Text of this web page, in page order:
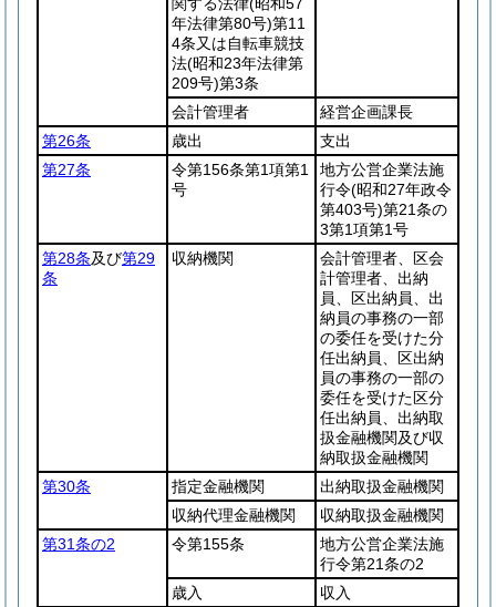
年法律第80号)第11
4条又は自転車競技
法(昭和23年法律第
209号)第3条
会計管理者
経営企画課長
第26条
歳出
支出
第27条
令第156条第1項第1
号
地方公営企業法施
行令(昭和27年政令
第403号)第21条の
3第1項第1号
第28条及び第29
条
収納機関
会計管理者、区会
計管理者、出納
員、区出納員、出
納員の事務の一部
の委任を受けた分
任出納員、区出納
員の事務の一部の
委任を受けた区分
任出納員、出納取
扱金融機関及び収
納取扱金融機関
第30条
指定金融機関
出納取扱金融機関
収納代理金融機関
収納取扱金融機関
第31条の2
令第155条
地方公営企業法施
行令第21条の2
歳入
収入